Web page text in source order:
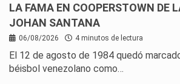
LA FAMA EN COOPERSTOWN DE
JOHAN SANTANA
06/08/2026 4 minutos de lectura
El 12 de agosto de 1984 quedó
béisbol venezolano como…